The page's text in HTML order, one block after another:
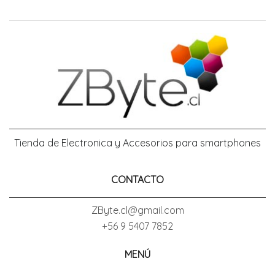
Tienda de Electronica y Accesorios para smartphones
CONTACTO
ZByte.cl@gmail.com
+56 9 5407 7852
MENÚ